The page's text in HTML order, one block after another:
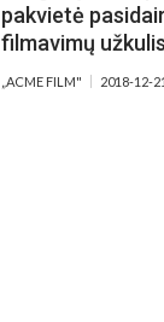
pakvietė
filmavimų
„ACME FILM" 2018-12-